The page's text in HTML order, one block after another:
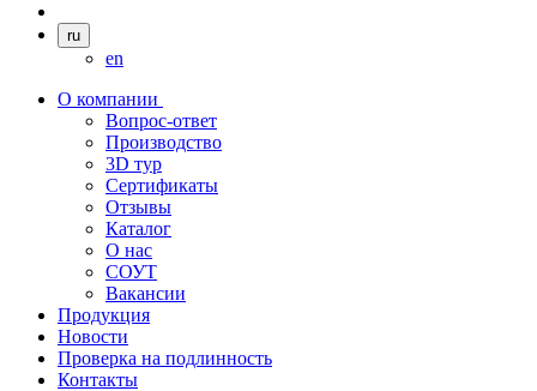
ru
en
О компании
Вопрос-ответ
Производство
3D тур
Сертификаты
Отзывы
Каталог
О нас
СОУТ
Вакансии
Продукция
Новости
Проверка на подлинность
Контакты